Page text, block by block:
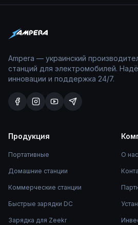
Ampera — украинский
станций для электромобилей.
инновации и поддержка 24/7.
Продукция
Портативные
Домашние станции
Коммерческие станции
Быстрые зарядки DC
Зарядка для Zeekr
О нас